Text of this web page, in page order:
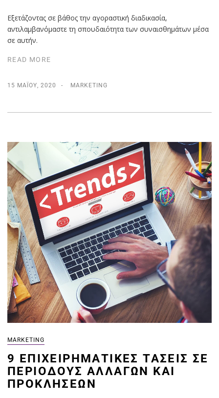
Εξετάζοντας σε βάθος την αγοραστική διαδικασία,
αντιλαμβανόμαστε τη σπουδαιότητα των συναισθημάτων μέσα
σε αυτήν.
READ MORE
15 ΜΑΪ́ΟΥ, 2020 MARKETING
MARKETING
9 ΕΠΙΧΕΙΡΗΜΑΤΙΚΈΣ ΤΆΣΕΙΣ ΣΕ
ΠΕΡΙΌΔΟΥΣ ΑΛΛΑΓΏΝ ΚΑΙ
ΠΡΟΚΛΉΣΕΩΝ